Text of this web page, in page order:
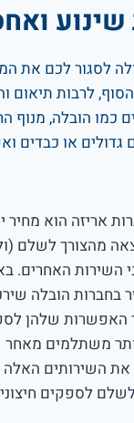
שינוע
לסגור לכם את
לרבות תיאום
כמו הובלה, מנוף
או כבדים
אריזה הוא מחיר
מהצורך לשלם
בחברות הובלה
האפשרות שלהן
משתלמים
השירותים האלה
לספקים